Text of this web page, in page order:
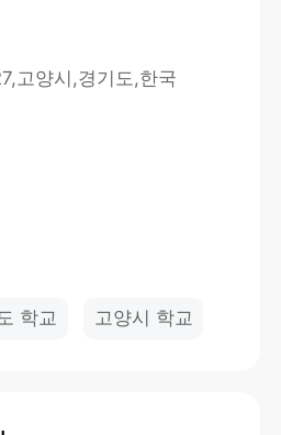
고양시,경기도,한국
학교 고양시 학교